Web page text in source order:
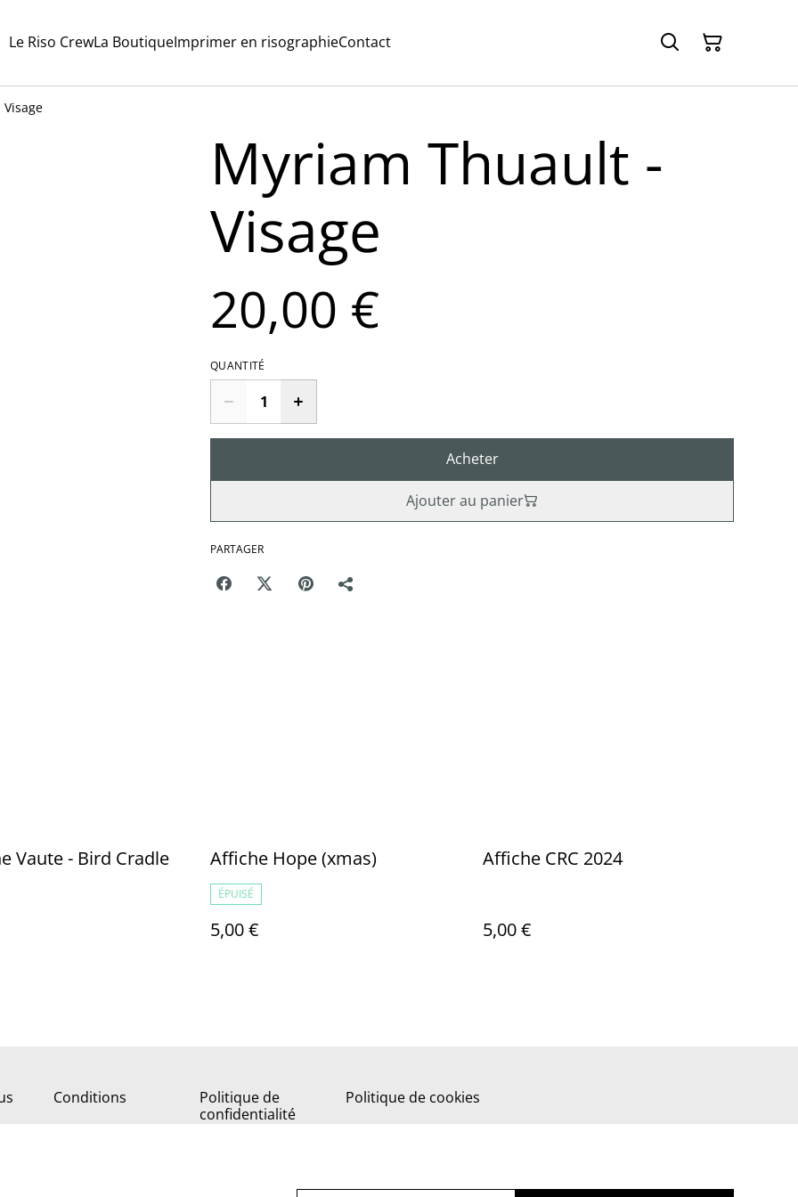
Le Riso CrewLa BoutiqueImprimer en risographieContact
Myriam Thuault -
Visage
20,00 €
QUANTITÉ
Acheter
Ajouter au panier
PARTAGER
Vaute - Bird Cradle Affiche Hope (xmas)
ÉPUISÉ
5,00 €
Affiche CRC 2024
5,00 €
Conditions
Politique de
confidentialité
Politique de cookies